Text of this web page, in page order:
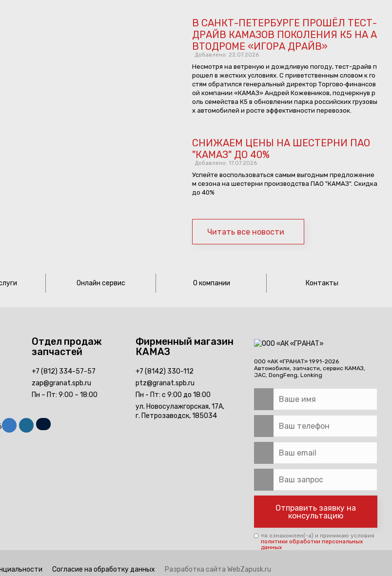
В САНКТ-ПЕТЕРБУРГЕ ПРОШЁЛ ТЕСТ-
ДРАЙВ КАМАЗОВ ПОКОЛЕНИЯ К5 НА А
ВТОДРОМЕ «ИГОРА ДРАЙВ»
Добавлено: 22.07.2026
Несмотря на ветреную и дождливую погоду, тест-драйв п
рошел в жестких условиях. С приветственным словом к го
стям обратился генеральный директор Торгово‑финансов
ой компании «КАМАЗ» Андрей Кожевников, подчеркнув р
оль семейства К5 в обновлении парка российских грузовы
х автомобилей и росте эффективности перевозок.
СНИЖАЕМ ЦЕНЫ НА ШЕСТЕРНИ ПАО
"КАМАЗ" ДО 40%
Добавлено: 17.07.2026
Успейте воспользоваться самым выгодным предложение
м сезона на шестерни производства ПАО "КАМАЗ". Скидка
до 40%
Читать все новости
Онлайн сервис О компании Контакты
Отдел продаж
запчастей
+7 (812) 334-57-57
zap@granat.spb.ru
Пн – Пт: 9:00 – 18:00
Фирменный магазин
КАМАЗ
+7 (8142) 330-112
ptz@granat.spb.ru
Пн - Пт: с 9:00 до 18:00
ул. Новосулажгорская, 17А,
г. Петрозаводск, 185034
ООО «АК «ГРАНАТ» 1991-2026
Автомобили, запчасти, сервис КАМАЗ,
JAC, DongFeng, Lonking
Отправить заявку на
консультацию
«я ознакомлен(-а) и принимаю условия
политики обработки персональных
данных
Согласие на обработку данных Разработка сайта WebZapusk.ru